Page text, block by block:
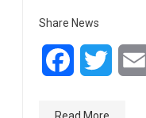
Share News
FacebookTwitter